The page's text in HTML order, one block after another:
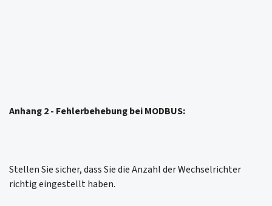
Anhang 2 - Fehlerbehebung bei MODBUS:
Stellen Sie sicher, dass Sie die Anzahl der Wechselrichter
richtig eingestellt haben.